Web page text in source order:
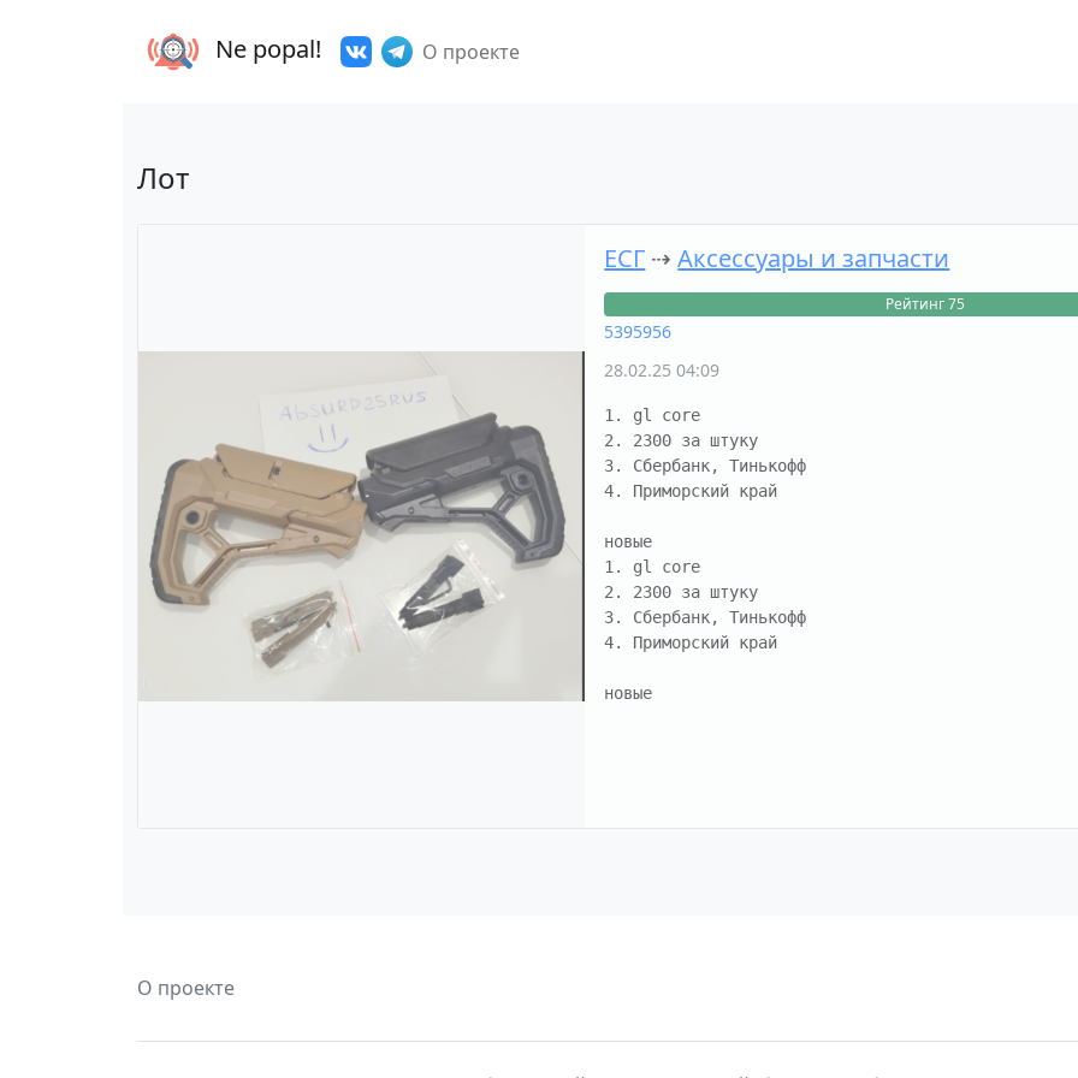
Ne popal! О проекте
Лот
ЕСГ ⇢Аксессуары и запчасти
Рейтинг 75
5395956
28.02.25 04:09
1. gl core
2. 2300 за штуку
3. Сбербанк, Тинькофф
4. Приморский край
новые
1. gl core
2. 2300 за штуку
3. Сбербанк, Тинькофф
4. Приморский край
О проекте